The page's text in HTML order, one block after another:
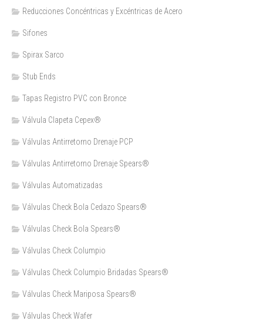
Reducciones Concéntricas y Excéntricas de Acero
Sifones
Spirax Sarco
Stub Ends
Tapas Registro PVC con Bronce
Válvula Clapeta Cepex®
Válvulas Antirretorno Drenaje PCP
Válvulas Antirretorno Drenaje Spears®
Válvulas Automatizadas
Válvulas Check Bola Cedazo Spears®
Válvulas Check Bola Spears®
Válvulas Check Columpio
Válvulas Check Columpio Bridadas Spears®
Válvulas Check Mariposa Spears®
Válvulas Check Wafer